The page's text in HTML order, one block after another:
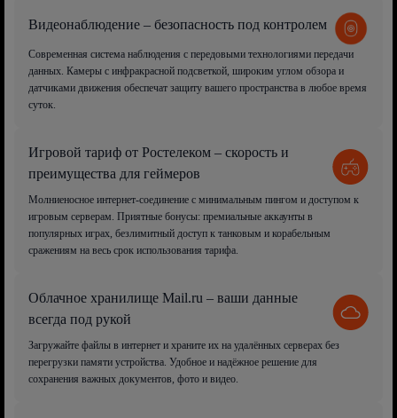
Видеонаблюдение – безопасность под контролем
Современная система наблюдения с передовыми технологиями передачи
данных. Камеры с инфракрасной подсветкой, широким углом обзора и
датчиками движения обеспечат защиту вашего пространства в любое время
суток.
Игровой тариф от Ростелеком – скорость и
преимущества для геймеров
Молниеносное интернет-соединение с минимальным пингом и доступом к
игровым серверам. Приятные бонусы: премиальные аккаунты в
популярных играх, безлимитный доступ к танковым и корабельным
сражениям на весь срок использования тарифа.
Облачное хранилище Mail.ru – ваши данные
всегда под рукой
Загружайте файлы в интернет и храните их на удалённых серверах без
перегрузки памяти устройства. Удобное и надёжное решение для
сохранения важных документов, фото и видео.